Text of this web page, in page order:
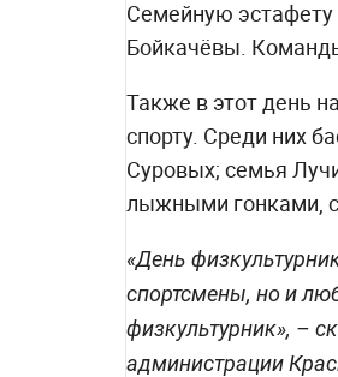
Семейную эстафету
Бойкачёвы.
Также в этот день
спорту. Среди них
Суровых; семья
лыжными гонками,
«День
спортсмены, но и
физкультурник», –
администрации